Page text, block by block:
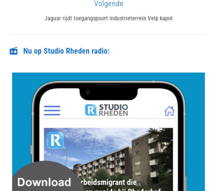
Volgende
Next
Jaguar rijdt toegangspoort industrieterrein Velp kapot
Nu op Studio Rheden radio: